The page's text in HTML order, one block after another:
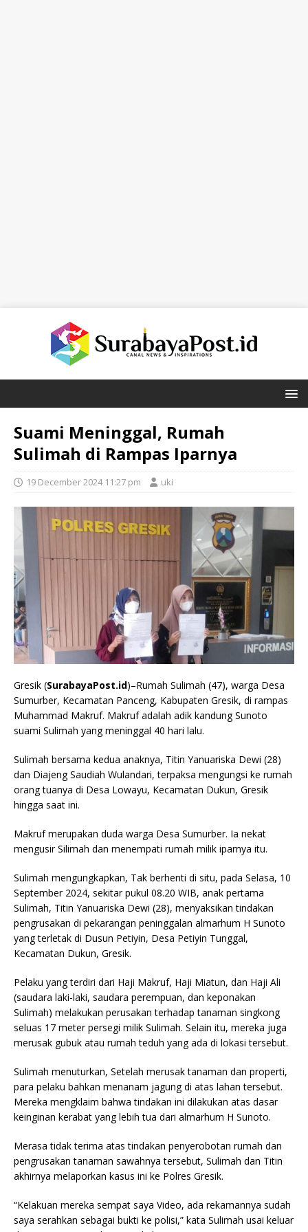
Suami Meninggal, Rumah
Sulimah di Rampas Iparnya
19 December 2024 11:27 pm uki
Gresik (SurabayaPost.id)–Rumah Sulimah (47), warga Desa
Sumurber, Kecamatan Panceng, Kabupaten Gresik, di rampas
Muhammad Makruf. Makruf adalah adik kandung Sunoto
suami Sulimah yang meninggal 40 hari lalu.
Sulimah bersama kedua anaknya, Titin Yanuariska Dewi (28)
dan Diajeng Saudiah Wulandari, terpaksa mengungsi ke rumah
orang tuanya di Desa Lowayu, Kecamatan Dukun, Gresik
hingga saat ini.
Makruf merupakan duda warga Desa Sumurber. Ia nekat
mengusir Silimah dan menempati rumah milik iparnya itu.
Sulimah mengungkapkan, Tak berhenti di situ, pada Selasa, 10
September 2024, sekitar pukul 08.20 WIB, anak pertama
Sulimah, Titin Yanuariska Dewi (28), menyaksikan tindakan
pengrusakan di pekarangan peninggalan almarhum H Sunoto
yang terletak di Dusun Petiyin, Desa Petiyin Tunggal,
Kecamatan Dukun, Gresik.
Pelaku yang terdiri dari Haji Makruf, Haji Miatun, dan Haji Ali
(saudara laki-laki, saudara perempuan, dan keponakan
Sulimah) melakukan perusakan terhadap tanaman singkong
seluas 17 meter persegi milik Sulimah. Selain itu, mereka juga
merusak gubuk atau rumah teduh yang ada di lokasi tersebut.
Sulimah menuturkan, Setelah merusak tanaman dan properti,
para pelaku bahkan menanam jagung di atas lahan tersebut.
Mereka mengklaim bahwa tindakan ini dilakukan atas dasar
keinginan kerabat yang lebih tua dari almarhum H Sunoto.
Merasa tidak terima atas tindakan penyerobotan rumah dan
pengrusakan tanaman sawahnya tersebut, Sulimah dan Titin
akhirnya melaporkan kasus ini ke Polres Gresik.
“Kelakuan mereka sempat saya Video, ada rekamannya sudah
saya serahkan sebagai bukti ke polisi,” kata Sulimah usai keluar